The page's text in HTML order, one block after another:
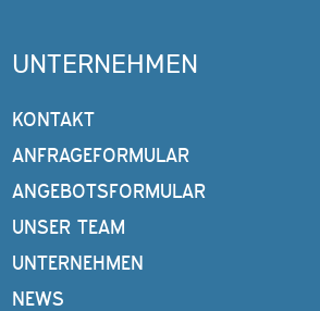
UNTERNEHMEN
KONTAKT
ANFRAGEFORMULAR
ANGEBOTSFORMULAR
UNSER TEAM
UNTERNEHMEN
NEWS